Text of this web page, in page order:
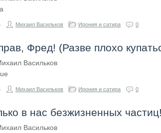
Михаил Васильков Ирония и сатира 0
Фред! (Разве плохо
Васильков
Михаил Васильков Ирония и сатира 0
в нас безжизненных частиц!
Васильков